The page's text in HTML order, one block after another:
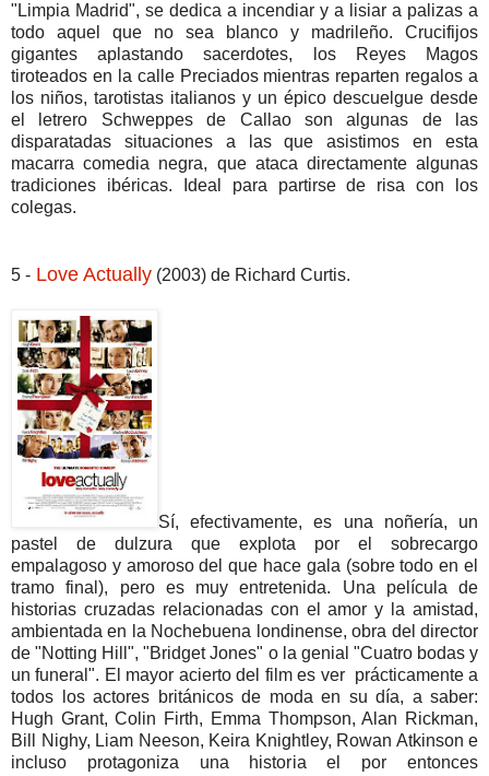
"Limpia Madrid", se dedica a incendiar y a lisiar a palizas a
todo aquel que no sea blanco y madrileño. Crucifijos
gigantes aplastando sacerdotes, los Reyes Magos
tiroteados en la calle Preciados mientras reparten regalos a
los niños, tarotistas italianos y un épico descuelgue desde
el letrero Schweppes de Callao son algunas de las
disparatadas situaciones a las que asistimos en esta
macarra comedia negra, que ataca directamente algunas
tradiciones ibéricas. Ideal para partirse de risa con los
colegas.
5 - Love Actually (2003) de Richard Curtis.
Sí, efectivamente, es una noñería, un
pastel de dulzura que explota por el sobrecargo
empalagoso y amoroso del que hace gala (sobre todo en el
tramo final), pero es muy entretenida. Una película de
historias cruzadas relacionadas con el amor y la amistad,
ambientada en la Nochebuena londinense, obra del director
de "Notting Hill", "Bridget Jones" o la genial "Cuatro bodas y
un funeral". El mayor acierto del film es ver prácticamente a
todos los actores británicos de moda en su día, a saber:
Hugh Grant, Colin Firth, Emma Thompson, Alan Rickman,
Bill Nighy, Liam Neeson, Keira Knightley, Rowan Atkinson e
incluso protagoniza una historia el por entonces